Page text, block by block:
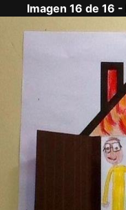
Imagen 16 de 16 -